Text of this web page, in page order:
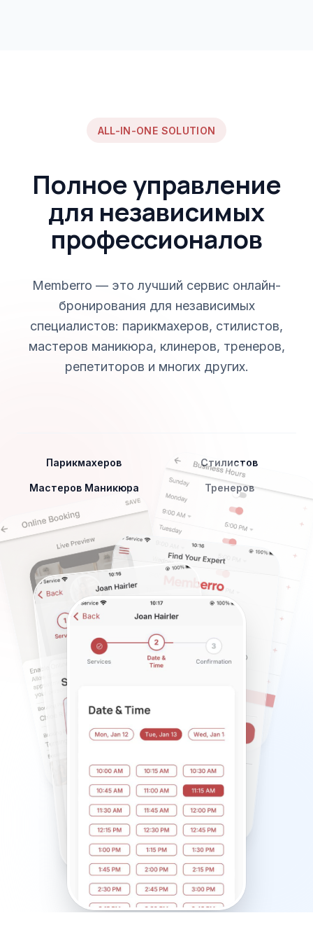
ALL-IN-ONE SOLUTION
Полное управление
для независимых
профессионалов
Memberro — это лучший сервис онлайн-
бронирования для независимых
специалистов: парикмахеров, стилистов,
мастеров маникюра, клинеров, тренеров,
репетиторов и многих других.
Парикмахеров Стилистов
Мастеров Маникюра Тренеров